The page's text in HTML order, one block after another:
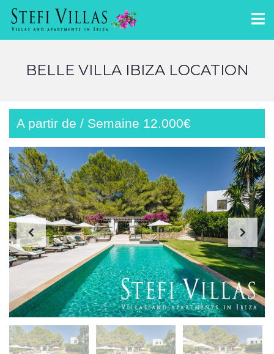
BELLE VILLA IBIZA LOCATION
A partir de / Semaine 12.000€